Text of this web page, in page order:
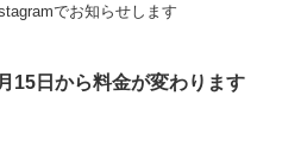
でお知らせします
15日から料金が変わります